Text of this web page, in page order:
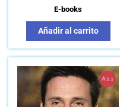
E-books
Añadir al carrito